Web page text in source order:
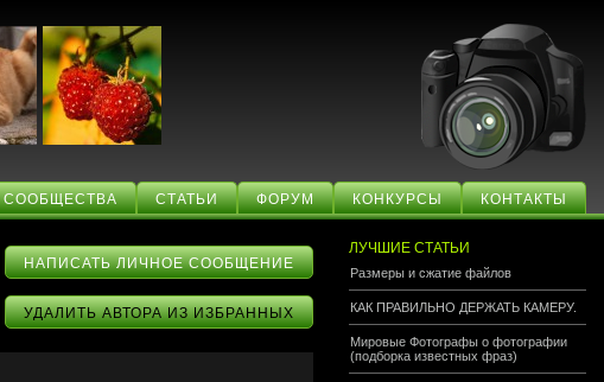
КОНТАКТЫ
КОНКУРСЫ
ФОРУМ
СТАТЬИ
СООБЩЕСТВА
ЛУЧШИЕ СТАТЬИ
Размеры и сжатие файлов
КАК ПРАВИЛЬНО ДЕРЖАТЬ КАМЕРУ.
Мировые Фотографы о фотографии
(подборка известных фраз)
НАПИСАТЬ ЛИЧНОЕ СООБЩЕНИЕ
УДАЛИТЬ АВТОРА ИЗ ИЗБРАННЫХ